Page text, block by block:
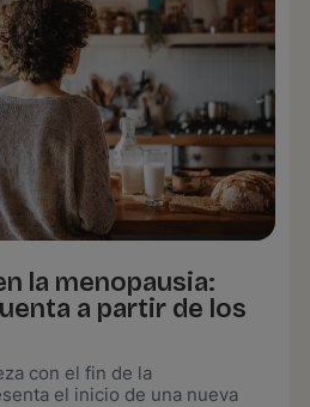
la menopausia:
a partir de los
con el fin de la
el inicio de una nueva